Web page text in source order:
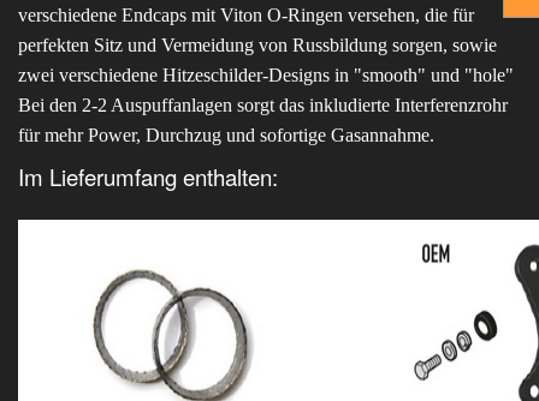
verschiedene Endcaps mit Viton O-Ringen versehen, die für
perfekten Sitz und Vermeidung von Russbildung sorgen, sowie
zwei verschiedene Hitzeschilder-Designs in "smooth" und "hole"
Bei den 2-2 Auspuffanlagen sorgt das inkludierte Interferenzrohr
für mehr Power, Durchzug und sofortige Gasannahme.
Im Lieferumfang enthalten: